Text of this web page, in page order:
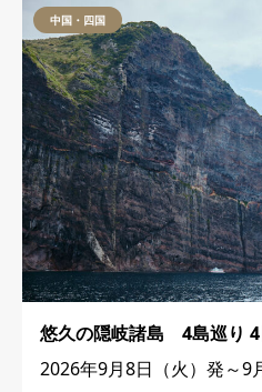
中国・四国
悠久の隠岐諸島 4島巡り
2026年9月8日（火）発～9